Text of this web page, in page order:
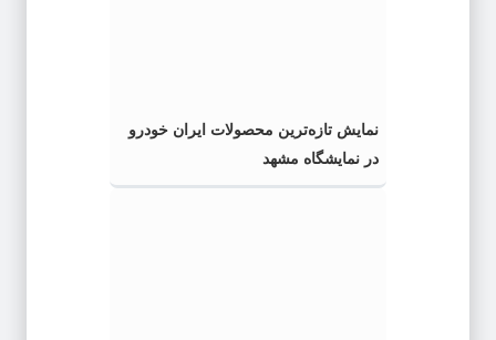
نمایش تازه‌ترین محصولات ایران خودرو
در نمایشگاه مشهد